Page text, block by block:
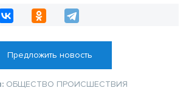
Предложить новость
ОБЩЕСТВО ПРОИСШЕСТВИЯ